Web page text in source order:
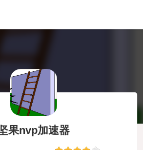
果nvp加速器